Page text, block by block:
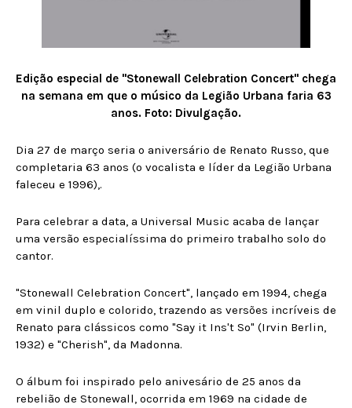
Edição especial de "Stonewall Celebration Concert" chega
na semana em que o músico da Legião Urbana faria 63
anos. Foto: Divulgação.
Dia 27 de março seria o aniversário de Renato Russo, que
completaria 63 anos (o vocalista e líder da Legião Urbana
faleceu e 1996),.
Para celebrar a data, a Universal Music acaba de lançar
uma versão especialíssima do primeiro trabalho solo do
cantor.
"Stonewall Celebration Concert", lançado em 1994, chega
em vinil duplo e colorido, trazendo as versões incríveis de
Renato para clássicos como "Say it Ins't So" (Irvin Berlin,
1932) e "Cherish", da Madonna.
O álbum foi inspirado pelo anivesário de 25 anos da
rebelião de Stonewall, ocorrida em 1969 na cidade de